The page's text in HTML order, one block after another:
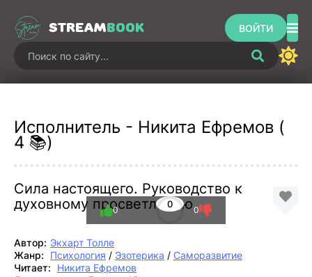
STREAMBOOK ВОЙТИ
Исполнитель - Никита Ефремов (
4 📚)
Сила настоящего. Руководство к
духовному просветлению
0
0 0
Автор: Экхарт Толле
Жанр:
Психология / Эзотерика / Саморазвитие
Читает:
Никита Ефремов